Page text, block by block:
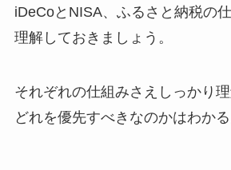
iDeCoとNISA、ふるさと納税の
理解しておきましょう。
それぞれの仕組みさえしっかり
どれを優先すべきなのかはわかる